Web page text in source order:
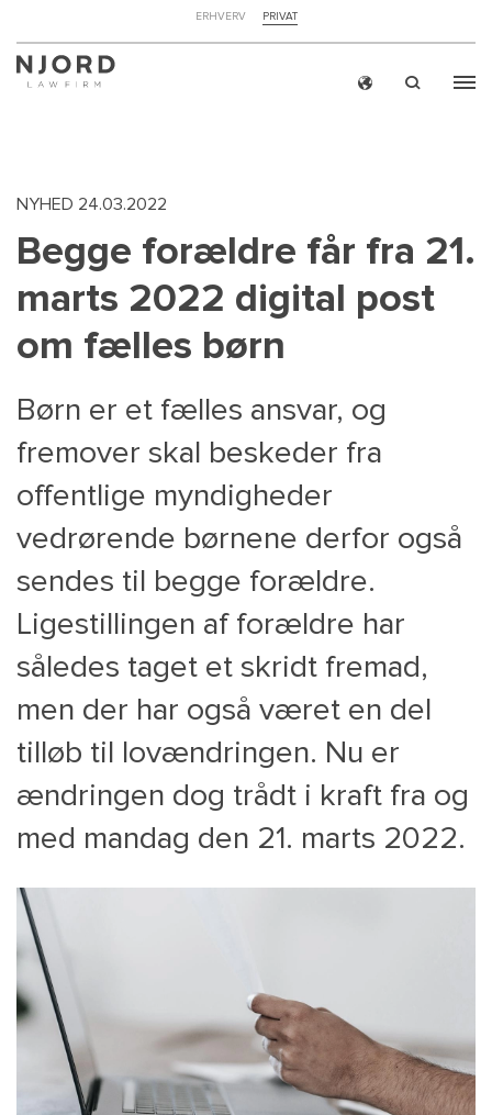
TOP
MENU
ERHVERV PRIVAT
NYHED 24.03.2022
Begge forældre får fra 21.
marts 2022 digital post
om fælles børn
Børn er et fælles ansvar, og
fremover skal beskeder fra
offentlige myndigheder
vedrørende børnene derfor også
sendes til begge forældre.
Ligestillingen af forældre har
således taget et skridt fremad,
men der har også været en del
tilløb til lovændringen. Nu er
ændringen dog trådt i kraft fra og
med mandag den 21. marts 2022.